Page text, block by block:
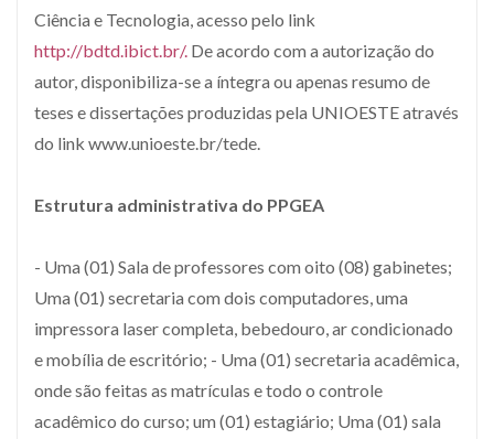
Ciência e Tecnologia, acesso pelo link
http://bdtd.ibict.br/. De acordo com a autorização do
autor, disponibiliza-se a íntegra ou apenas resumo de
teses e dissertações produzidas pela UNIOESTE através
do link www.unioeste.br/tede.
Estrutura administrativa do PPGEA
- Uma (01) Sala de professores com oito (08) gabinetes;
Uma (01) secretaria com dois computadores, uma
impressora laser completa, bebedouro, ar condicionado
e mobília de escritório; - Uma (01) secretaria acadêmica,
onde são feitas as matrículas e todo o controle
acadêmico do curso; um (01) estagiário; Uma (01) sala